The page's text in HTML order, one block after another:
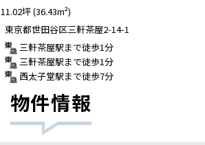
11.02坪 (36.43m²)
東京都世田谷区三軒茶屋2-14-1
三軒茶屋駅まで徒歩1分
三軒茶屋駅まで徒歩1分
西太子堂駅まで徒歩7分
物件情報